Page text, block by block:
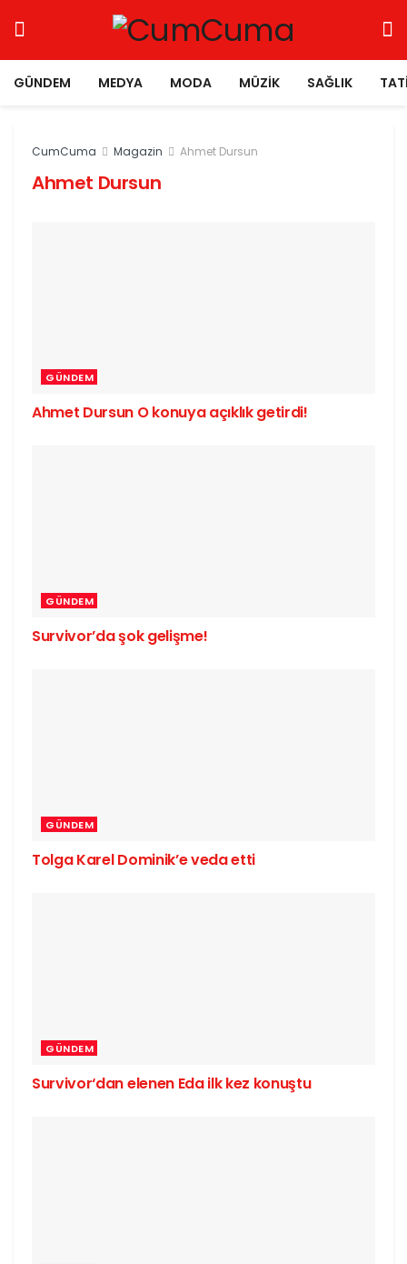
GÜNDEM MEDYA MODA MÜZIK SAĞLIK
CumCuma Magazin Ahmet Dursun
Ahmet Dursun
GÜNDEM
Ahmet Dursun O konuya açıklık getirdi!
GÜNDEM
Survivor’da şok gelişme!
GÜNDEM
Tolga Karel Dominik’e veda etti
GÜNDEM
Survivor‘dan elenen Eda ilk kez konuştu